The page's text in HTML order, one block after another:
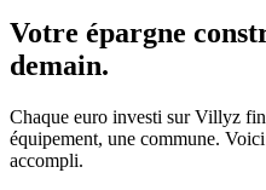
Votre épargne
demain.
Chaque euro investi sur Villyz
équipement, une commune.
accompli.